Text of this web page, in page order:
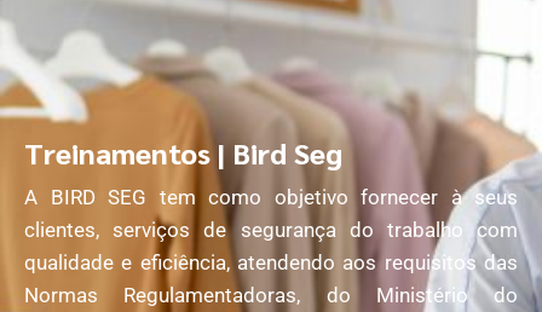
Treinamentos | Bird Seg
A BIRD SEG tem como objetivo fornecer à seus
clientes, serviços de segurança do trabalho com
qualidade e eficiência, atendendo aos requisitos das
Normas Regulamentadoras, do Ministério do